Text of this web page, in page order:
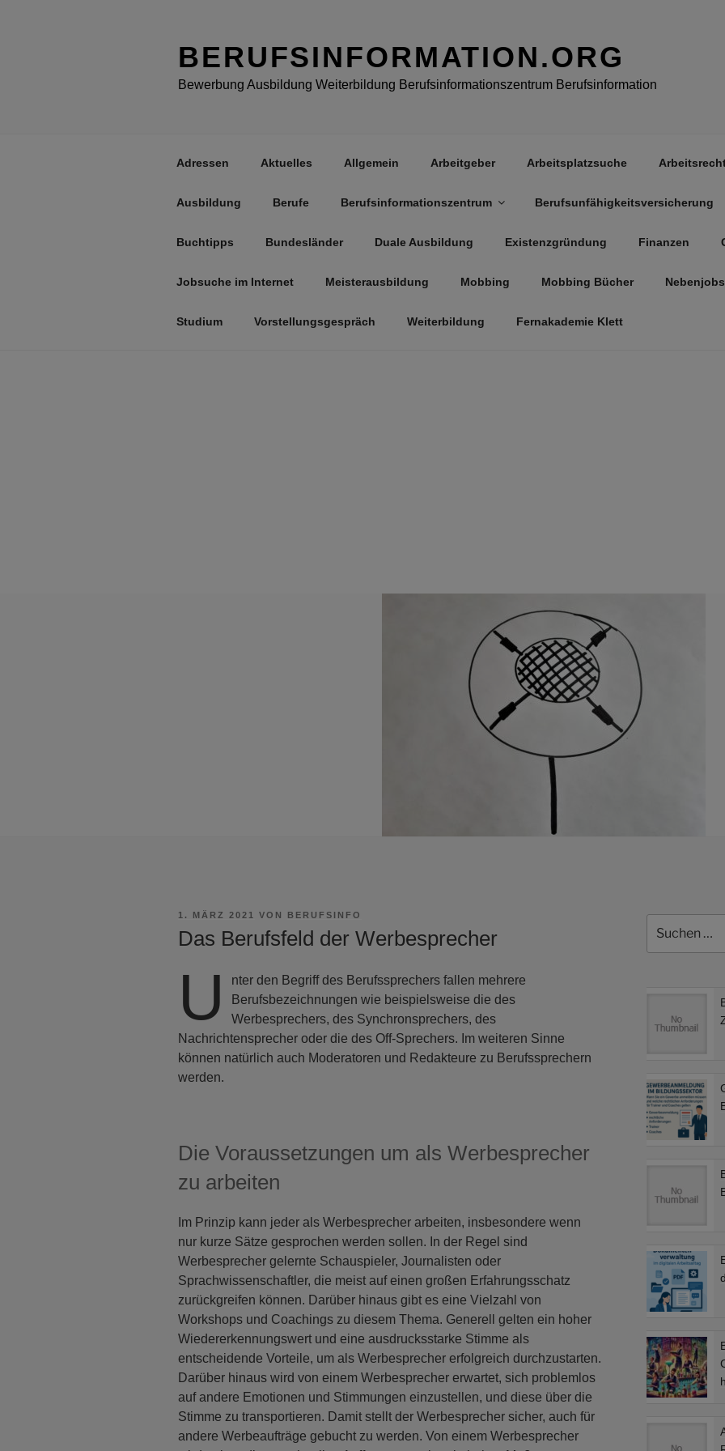
BERUFSINFORMATION.ORG
Bewerbung Ausbildung Weiterbildung Berufsinformationszentrum Berufsinformation
Adressen Aktuelles Allgemein Arbeitgeber Arbeitsplatzsuche
Ausbildung Berufe Berufsinformationszentrum Berufsunfähigkeitsversicherung
Buchtipps Bundesländer Duale Ausbildung Existenzgründung Finanzen
Jobsuche im Internet Meisterausbildung Mobbing Mobbing Bücher Nebenjobs
Studium Vorstellungsgespräch Weiterbildung Fernakademie Klett
VERÖFFENTLICHT
1. MÄRZ 2021 VON BERUFSINFO
Das Berufsfeld der Werbesprecher
U
nter den Begriff des Berufssprechers fallen mehrere
Berufsbezeichnungen wie beispielsweise die des
Werbesprechers, des Synchronsprechers, des
Nachrichtensprecher oder die des Off-Sprechers. Im weiteren Sinne
können natürlich auch Moderatoren und Redakteure zu Berufssprechern
werden.
Die Voraussetzungen um als Werbesprecher
zu arbeiten
Im Prinzip kann jeder als Werbesprecher arbeiten, insbesondere wenn
nur kurze Sätze gesprochen werden sollen. In der Regel sind
Werbesprecher gelernte Schauspieler, Journalisten oder
Sprachwissenschaftler, die meist auf einen großen Erfahrungsschatz
zurückgreifen können. Darüber hinaus gibt es eine Vielzahl von
Workshops und Coachings zu diesem Thema. Generell gelten ein hoher
Wiedererkennungswert und eine ausdrucksstarke Stimme als
entscheidende Vorteile, um als Werbesprecher erfolgreich durchzustarten.
Darüber hinaus wird von einem Werbesprecher erwartet, sich problemlos
auf andere Emotionen und Stimmungen einzustellen, und diese über die
Stimme zu transportieren. Damit stellt der Werbesprecher sicher, auch für
andere Werbeaufträge gebucht zu werden. Von einem Werbesprecher
nach: